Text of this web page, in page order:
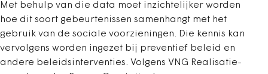
Met behulp van die data moet inzichtelijker worden
hoe dit soort gebeurtenissen samenhangt met het
gebruik van de sociale voorzieningen. Die kennis kan
vervolgens worden ingezet bij preventief beleid en
andere beleidsinterventies. Volgens VNG Realisatie-